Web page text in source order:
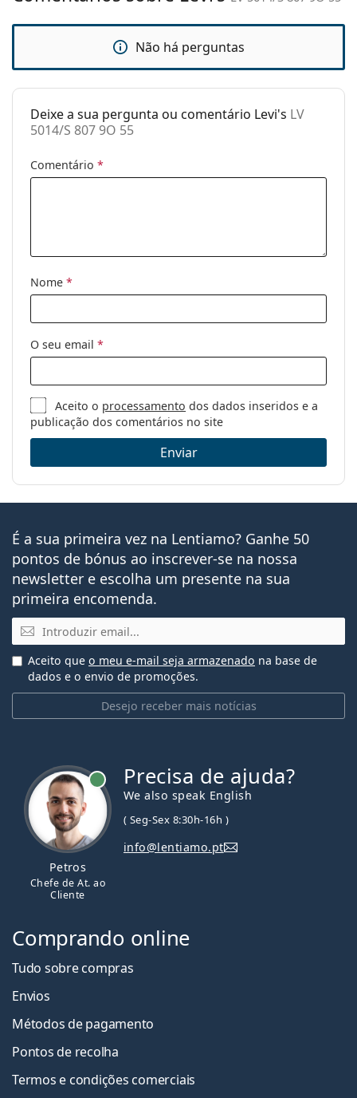
Estojo:
Sim
limpeza:
Sim
Outros
Género:
Mulher
Marca:
Não há perguntas
Deixe a sua pergunta ou comentário Levi's LV
5014/S 807 9O 55
Comentário *
Nome *
O seu email *
Aceito o processamento dos dados inseridos e a
publicação dos comentários no site
Enviar
É a sua primeira vez na Lentiamo? Ganhe 50
pontos de bónus ao inscrever-se na nossa
newsletter e escolha um presente na sua
primeira encomenda.
Email
Desejo receber mais notícias
Aceito que o meu e-mail seja armazenado na base de
dados e o envio de promoções.
Petros
Chefe de At. ao
Cliente
Precisa de ajuda?
We also speak English
( Seg-Sex 8:30h-16h )
info@lentiamo.pt
Comprando online
Tudo sobre compras
Envios
Métodos de pagamento
Pontos de recolha
Termos e condições comerciais